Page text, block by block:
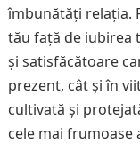
îmbunătăți relația.
tău față de iubirea
și satisfăcătoare
prezent, cât și în
cultivată și
cele mai frumoase